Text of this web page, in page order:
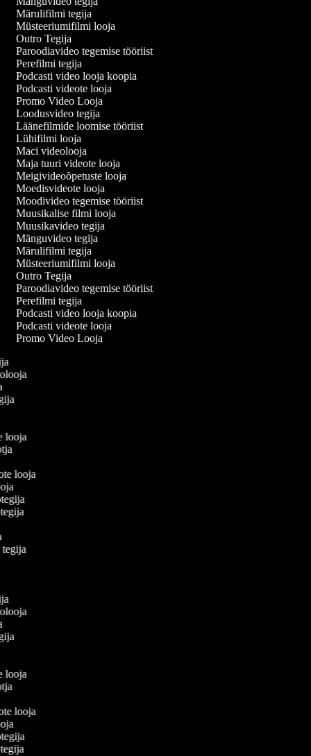
Märulifilmi tegija
Müsteeriumifilmi looja
Outro Tegija
Paroodiavideo tegemise tööriist
Perefilmi tegija
Podcasti video looja koopia
Podcasti videote looja
Promo Video Looja
Loodusvideo tegija
Läänefilmide loomise tööriist
Lühifilmi looja
Maci videolooja
Maja tuuri videote looja
Meigivideoõpetuste looja
Moedisvideote looja
Moodivideo tegemise tööriist
Muusikalise filmi looja
Muusikavideo tegija
Mänguvideo tegija
Märulifilmi tegija
Müsteeriumifilmi looja
Outro Tegija
Paroodiavideo tegemise tööriist
Perefilmi tegija
Podcasti video looja koopia
Podcasti videote looja
Promo Video Looja
looja
looja
tegija
looja
looja